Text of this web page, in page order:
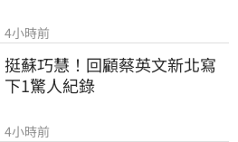
4小時前
挺蘇巧慧！回顧蔡英文新北寫
下1驚人紀錄
4小時前